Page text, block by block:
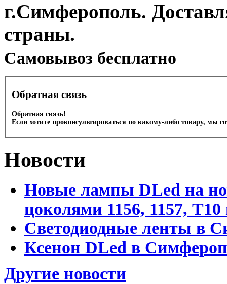
г.Симферополь.
страны.
Cамовывоз бесплатно
Обратная связь
Обратная связь!
Если хотите проконсультироваться по какому-либо товару, мы
Новости
Новые лампы DLed на
цоколями 1156, 1157,
Светодиодные ленты в
Ксенон DLed в
Другие новости